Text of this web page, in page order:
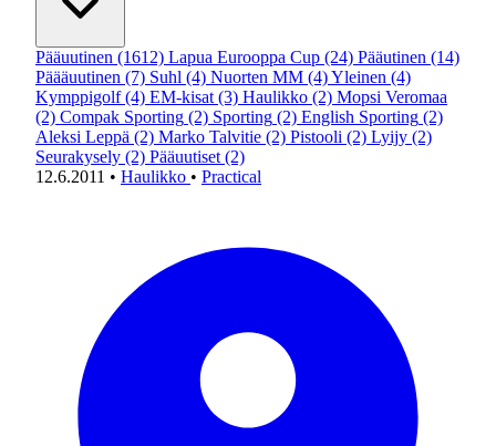
Pääuutinen (1612) Lapua Eurooppa Cup (24) Pääutinen (14)
Päääuutinen (7) Suhl (4) Nuorten MM (4)Yleinen (4)
Kymppigolf (4) EM-kisat (3) Haulikko (2) Mopsi Veromaa
(2) Compak Sporting (2) Sporting (2) English Sporting (2)
Aleksi Leppä (2) Marko Talvitie (2) Pistooli (2) Lyijy (2)
Seurakysely (2) Pääuutiset (2)
12.6.2011 • Haulikko • Practical